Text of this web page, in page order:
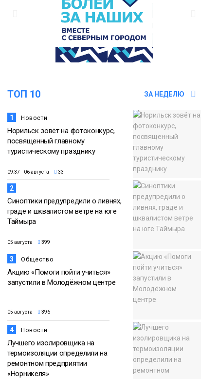
«Морозное дерби» стартует в
Норильске 3 сентября
Общество
города» получила свой приз
ТОП 10 ЗА НЕДЕЛЮ
1 Новости
Норильск зовёт на фотоконкурс,
посвященный главному
туристическому празднику
09:37 06 августа 33
2
Синоптики предупредили о ливнях,
граде и шквалистом ветре на юге
Таймыра
05 августа 399
3 Общество
Акцию «Помоги пойти учиться»
запустили в Молодёжном центре
05 августа 396
4 Новости
Лучшего изолировщика на
термоизоляции определили на
ремонтном предприятии
«Норникеля»